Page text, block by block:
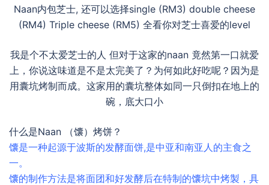
Naan内包芝士, 还可以选择single (RM3) double cheese
(RM4) Triple cheese (RM5) 全看你对芝士喜爱的level
我是个不太爱芝士的人 但对于这家的naan 竟然第一口就爱
上，你说这味道是不是太完美了？为何如此好吃呢？因为是
用囊坑烤制而成。这家用的囊坑整体如同一只倒扣在地上的
碗，底大口小
什么是Naan （馕）烤饼？
馕是一种起源于波斯的发酵面饼,是中亚和南亚人的主食之
一。
馕的制作方法是将面团和好发酵后在特制的馕坑中烤製，具